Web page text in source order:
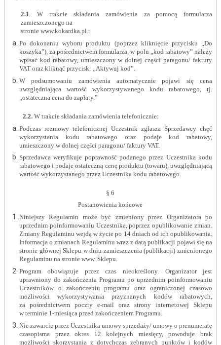
2.1. W trakcie składania zamówienia za pomocą formularza
zamieszczonego na
stronie www.kokardka.pl.:
Po dokonaniu wyboru produktu (poprzez kliknięcie przycisku „Do
koszyka”), za pośrednictwem formularza, w polu „kod rabatowy” należy
wpisać kod rabatowy, umieszczony w dolnej części paragonu/ faktury
VAT oraz kliknąć przycisk: „Aktywuj kod”.
W podsumowaniu zamówienia automatycznie pojawi się cena
uwzględniająca wartość wykorzystywanego kodu rabatowego, tj.
„ostateczna cena do zapłaty.”
2.2. W trakcie składania zamówienia telefonicznie:
Podczas rozmowy telefonicznej Uczestnik zgłasza Sprzedawcy chęć
wykorzystania kodu rabatowego oraz podaje kod rabatowy,
umieszczony w dolnej części paragonu/ faktury VAT.
Sprzedawca weryfikuje poprawność podanego przez Uczestnika kodu
rabatowego i podaje ostateczną cenę produktu (towaru), uwzględniającą
wartość wykorzystanego przez Uczestnika kodu rabatowego.
§ 6
Postanowienia końcowe
Niniejszy Regulamin może być zmieniony przez Organizatora po
uprzednim poinformowaniu Uczestnika, poprzez opublikowanie zmian.
Zmiany Regulaminu wejdą w życie po 14 dniach od ich opublikowania.
Informacja o zmianach Regulaminu wraz z datą publikacji pojawi się na
stronie głównej Sklepu w dniu zamieszczenia (publikacji) zmienionego
Regulaminu na stronie www. Sklepu.
Program obowiązuje przez czas nieokreślony. Organizator jest
uprawniony do zakończenia Programu po uprzednim poinformowaniu
Uczestników o zakończeniu programu oraz ograniczonej czasowo
możliwości wykorzystywania przyznanych kodów rabatowych,
za pośrednictwem poczty e-mail oraz strony internetowej Sklepu
w terminie 1-miesiąca przed zakończeniem Programu.
Nie zawarcie przez Uczestnika umowy sprzedaży/ umowy o prenumeratę
czasopisma przez okres 12 kolejnych miesięcy, powoduje brak
możliwości skorzystania z dotychczas zebranych punktów i kodów